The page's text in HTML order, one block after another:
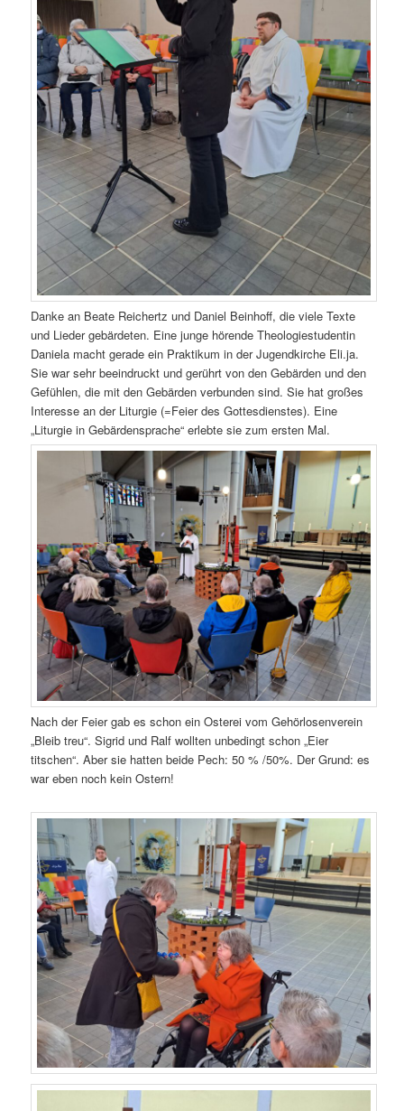
Danke an Beate Reichertz und Daniel Beinhoff, die viele Texte
und Lieder gebärdeten. Eine junge hörende Theologiestudentin
Daniela macht gerade ein Praktikum in der Jugendkirche Eli.ja.
Sie war sehr beeindruckt und gerührt von den Gebärden und den
Gefühlen, die mit den Gebärden verbunden sind. Sie hat großes
Interesse an der Liturgie (=Feier des Gottesdienstes). Eine
„Liturgie in Gebärdensprache“ erlebte sie zum ersten Mal.
Nach der Feier gab es schon ein Osterei vom Gehörlosenverein
„Bleib treu“. Sigrid und Ralf wollten unbedingt schon „Eier
titschen“. Aber sie hatten beide Pech: 50 % /50%. Der Grund: es
war eben noch kein Ostern!